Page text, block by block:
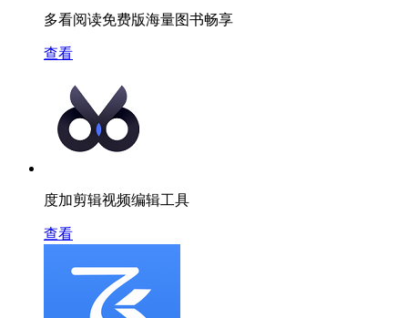
多看阅读免费版海量图书畅享
查看
度加剪辑视频编辑工具
查看